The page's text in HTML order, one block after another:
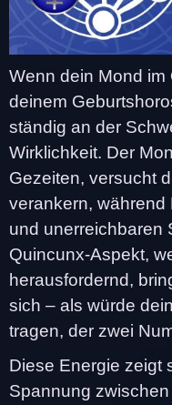
Wenn dein Mond
deinem
ständig an der
Wirklichkeit. Der
Gezeiten, versucht
verankern, während
und unerreichbaren
Quincunx-Aspekt,
herausfordernd,
sich – als würde
tragen, der zwei
Diese Energie zeigt
Spannung